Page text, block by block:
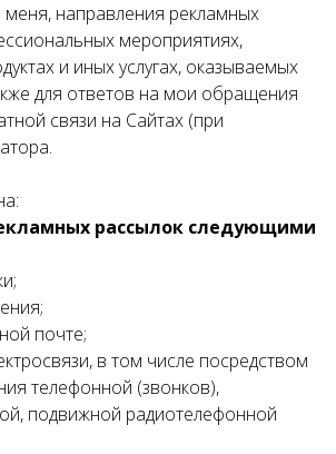
направления рекламных
мероприятиях,
и иных услугах, оказываемых
для ответов на мои обращения
связи на Сайтах (при
рассылок следующими
почте;
в том числе посредством
телефонной (звонков),
подвижной радиотелефонной